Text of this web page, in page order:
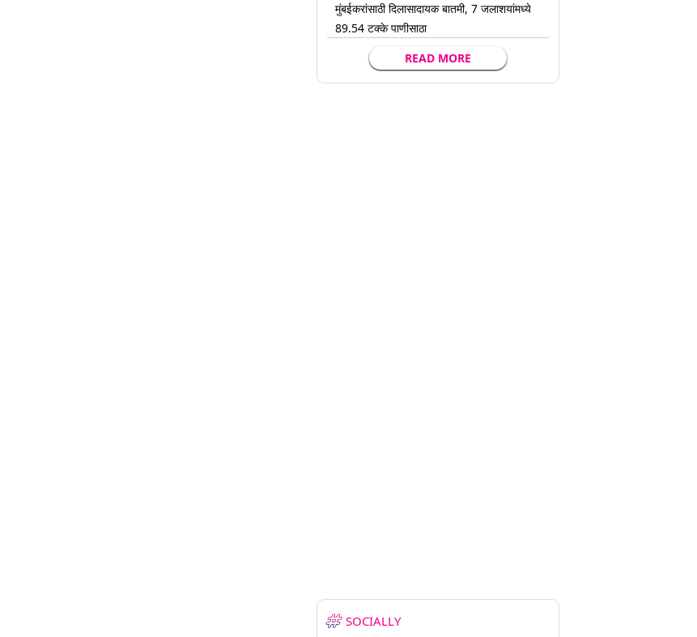
मुंबईकरांसाठी दिलासादायक बातमी, 7 जलाशयांमध्ये
89.54 टक्के पाणीसाठा
READ MORE
SOCIALLY